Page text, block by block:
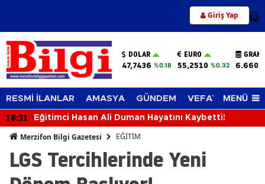
Giriş Yap 12
DOLAR
47,7436 %0.18
EURO
55,2510 %0.32
RESMİ İLANLAR AMASYA GÜNDEM VEFAT EDENLER
MENÜ
18:31 Eğitimci Hasan Ali Duman Hayatını Kaybetti!
Merzifon Bilgi Gazetesi EĞİTİM
LGS Tercihlerinde Yeni